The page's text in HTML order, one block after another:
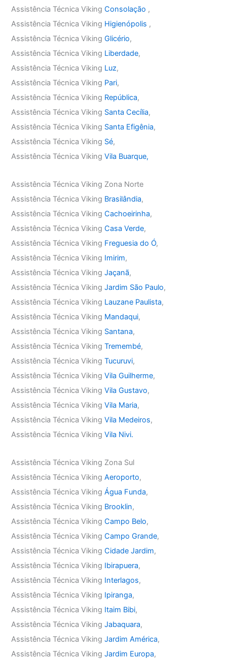
Assistência Técnica VikingConsolação ,
Assistência Técnica Viking Higienópolis ,
Assistência Técnica VikingGlicério,
Assistência Técnica Viking Liberdade,
Assistência Técnica Viking Luz,
Assistência Técnica Viking Pari,
Assistência Técnica Viking República,
Assistência Técnica Viking Santa Cecília,
Assistência Técnica Viking Santa Efigênia,
Assistência Técnica Viking Sé,
Assistência Técnica VikingVila Buarque,
Assistência Técnica Viking Zona Norte
Assistência Técnica Viking Brasilândia,
Assistência Técnica VikingCachoeirinha,
Assistência Técnica VikingCasa Verde,
Assistência Técnica Viking Freguesia do Ó,
Assistência Técnica Viking Imirim,
Assistência Técnica VikingJaçanã,
Assistência Técnica VikingJardim São Paulo,
Assistência Técnica Viking Lauzane Paulista,
Assistência Técnica Viking Mandaqui,
Assistência Técnica Viking Santana,
Assistência Técnica VikingTremembé,
Assistência Técnica VikingTucuruvi,
Assistência Técnica VikingVila Guilherme,
Assistência Técnica VikingVila Gustavo,
Assistência Técnica VikingVila Maria,
Assistência Técnica VikingVila Medeiros,
Assistência Técnica VikingVila Nivi.
Assistência Técnica Viking Zona Sul
Assistência Técnica VikingAeroporto,
Assistência Técnica VikingÁgua Funda,
Assistência Técnica Viking Brooklin,
Assistência Técnica VikingCampo Belo,
Assistência Técnica VikingCampo Grande,
Assistência Técnica VikingCidade Jardim,
Assistência Técnica Viking Ibirapuera,
Assistência Técnica Viking Interlagos,
Assistência Técnica Viking Ipiranga,
Assistência Técnica Viking Itaim Bibi,
Assistência Técnica VikingJabaquara,
Assistência Técnica VikingJardim América,
Assistência Técnica VikingJardim Europa,